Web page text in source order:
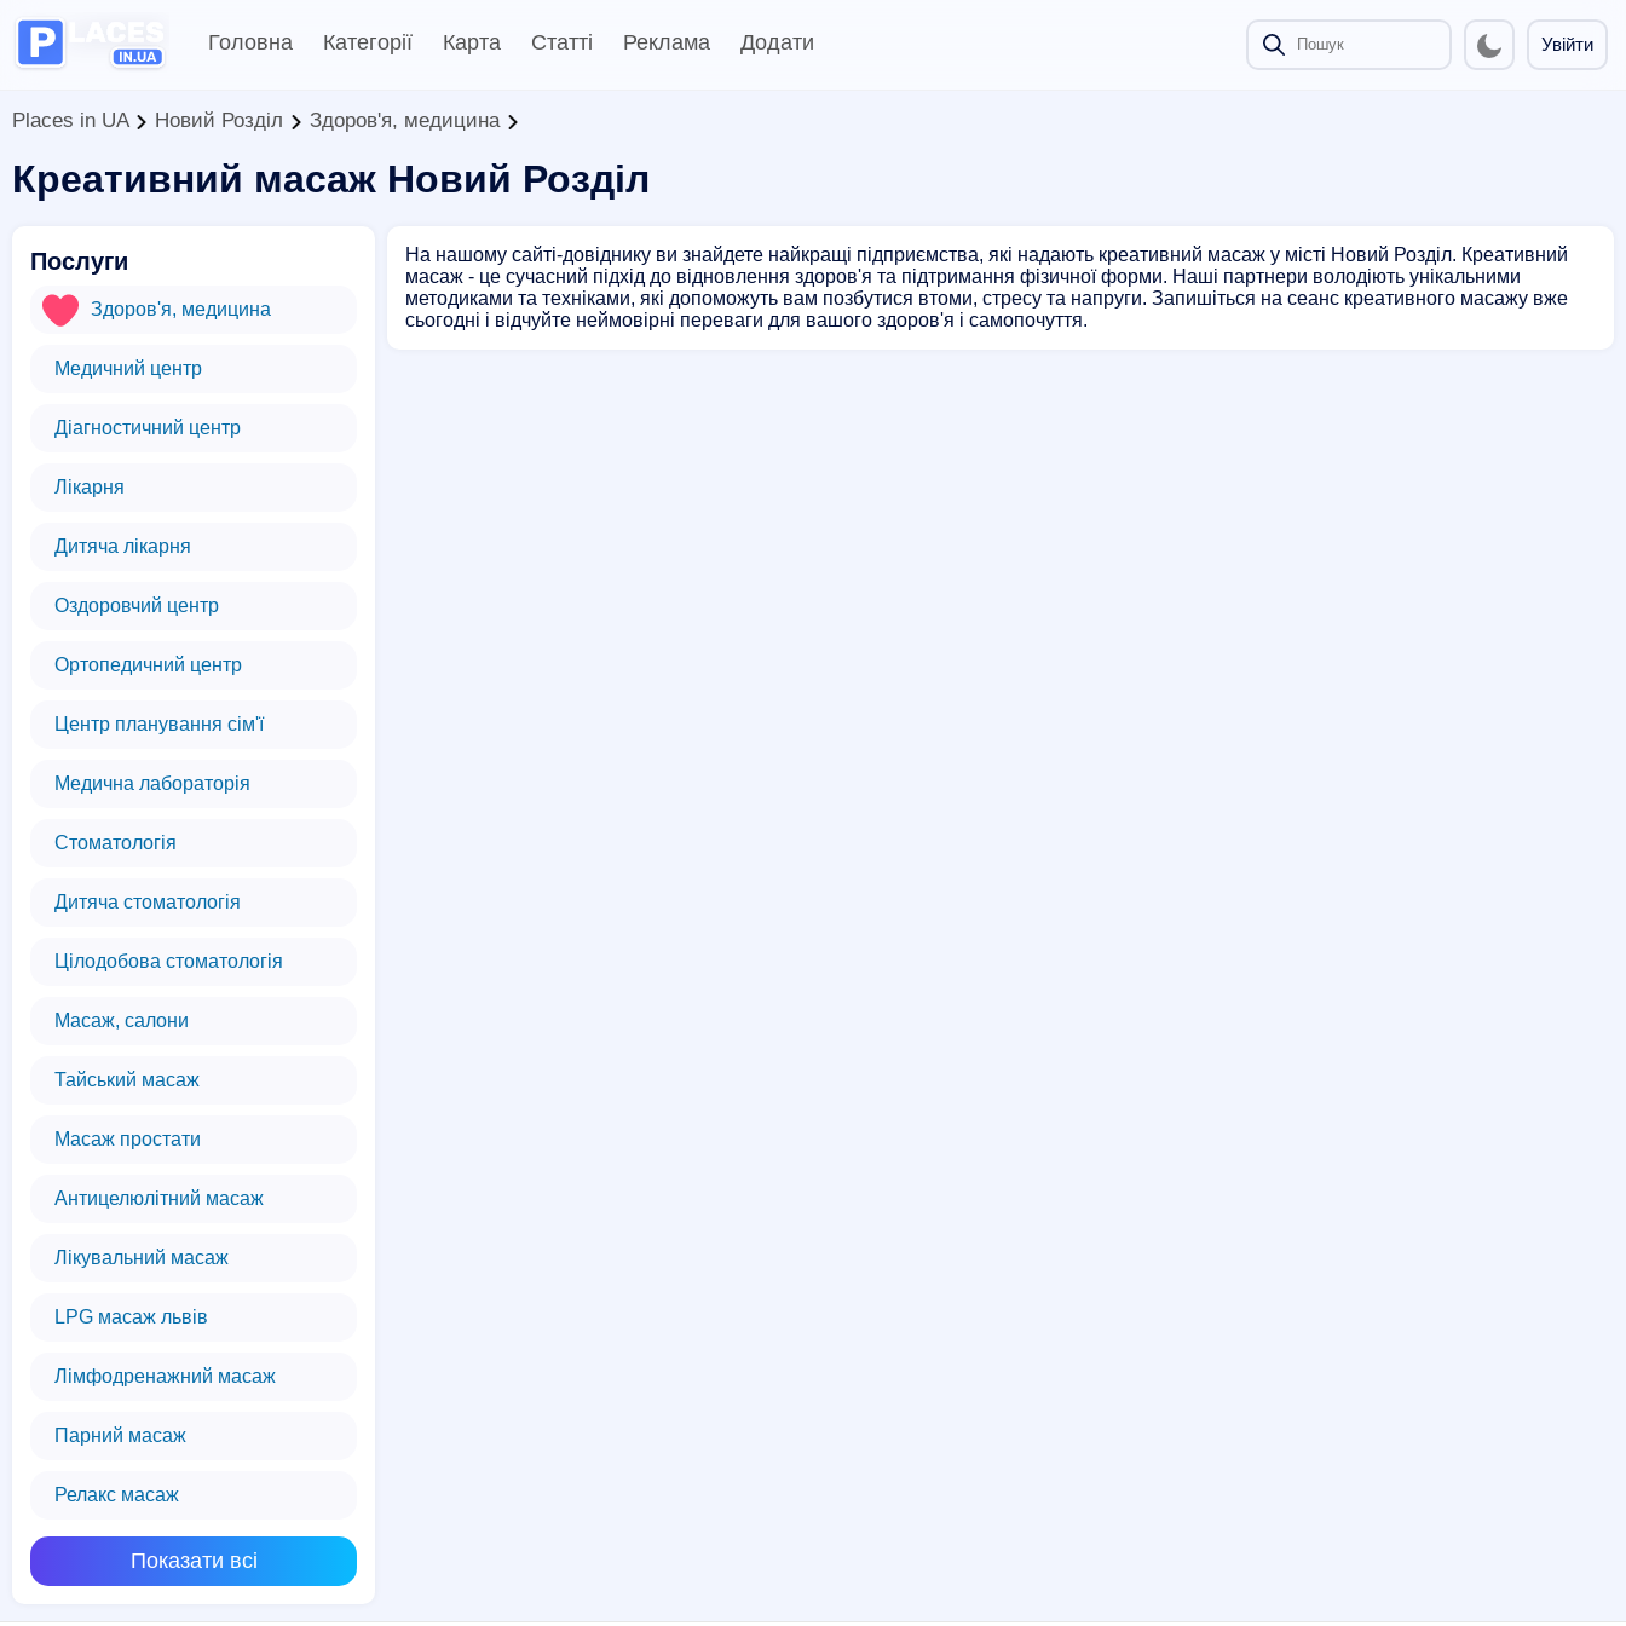
Головна Категорії Карта Статті Реклама Додати Увійти
Places in UA Новий Розділ Здоров'я, медицина
Креативний масаж Новий Розділ
Послуги
Здоров'я, медицина
Медичний центр
Діагностичний центр
Лікарня
Дитяча лікарня
Оздоровчий центр
Ортопедичний центр
Центр планування сім'ї
Медична лабораторія
Стоматологія
Дитяча стоматологія
Цілодобова стоматологія
Масаж, салони
Тайський масаж
Масаж простати
Антицелюлітний масаж
Лікувальний масаж
LPG масаж львів
Лімфодренажний масаж
Парний масаж
Релакс масаж
Показати всі
На нашому сайті-довіднику ви знайдете найкращі підприємства, які надають креативний масаж у місті Новий Розділ. Креативний
масаж - це сучасний підхід до відновлення здоров'я та підтримання фізичної форми. Наші партнери володіють унікальними
методиками та техніками, які допоможуть вам позбутися втоми, стресу та напруги. Запишіться на сеанс креативного масажу вже
сьогодні і відчуйте неймовірні переваги для вашого здоров'я і самопочуття.